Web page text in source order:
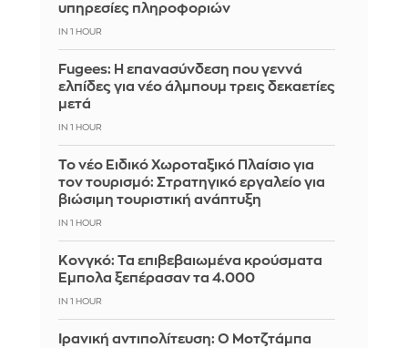
υπηρεσίες πληροφοριών
IN 1 HOUR
Fugees: Η επανασύνδεση που γεννά
ελπίδες για νέο άλμπουμ τρεις δεκαετίες
μετά
IN 1 HOUR
Το νέο Ειδικό Χωροταξικό Πλαίσιο για
τον τουρισμό: Στρατηγικό εργαλείο για
βιώσιμη τουριστική ανάπτυξη
IN 1 HOUR
Κονγκό: Τα επιβεβαιωμένα κρούσματα
Έμπολα ξεπέρασαν τα 4.000
IN 1 HOUR
Ιρανική αντιπολίτευση: Ο Μοτζτάμπα